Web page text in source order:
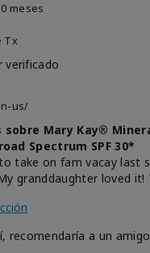
meses
Tx
verificado
us/
sobre Mary Kay®
Spectrum SPF 30*
take on fam vacay last
granddaughter loved it!
recomendaría a un amigo